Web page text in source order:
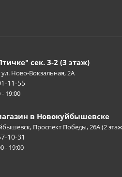
сек. 3-2 (3 этаж)
ул. Ново-Вокзальная, 2А
11-55
- 19:00
в Новокуйбышевске
Проспект Победы, 26А (2
10-31
- 19:00